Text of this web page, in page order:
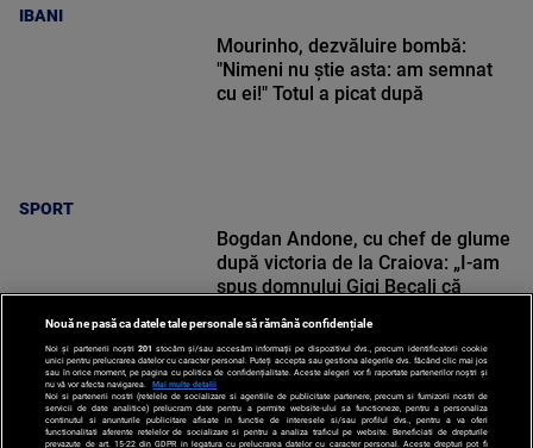
IBANI
SPORT
Mourinho, dezvăluire bombă:
"Nimeni nu știe asta: am semnat
cu ei!" Totul a picat după
SPORT
Bogdan Andone, cu chef de glume
după victoria de la Craiova: „I-am
spus domnului Gigi Becali că
Nouă ne pasă ca datele tale personale să rămână confidențiale
Noi și partenerii noștri 201 stocăm și/sau accesăm informații pe dispozitivul dvs., precum identificatorii cookie
unici pentru prelucrarea datelor cu caracter personal. Puteți accepta sau gestiona alegerile dvs. făcând clic mai jos
sau în orice moment, pe pagina cu politica de confidențialitate. Aceste alegeri vor fi raportate partenerilor noștri și
nu vă vor afecta navigarea.
Mai multe detalii
Noi si partenerii nostri (retelele de socializare si agentiile de publicitate partenere, precum si furnizorii nostri de
servicii de date analitice) prelucram date pentru a permite website-ului sa functioneze, pentru a personaliza
continutul si anunturile publicitare afisate in functie de interesele si/sau profilul dvs., pentru a va oferi
functionalitati aferente retelelor de socializare si pentru a analiza traficul pe website. Beneficiati de drepturile
prevazute de art. 15-22 din GDPR in legatura cu prelucrarea datelor cu caracter personal. Aceste drepturi pot fi